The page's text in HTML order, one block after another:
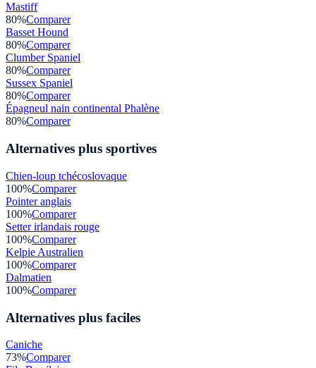
Mastiff
80%Comparer
Basset Hound
80%Comparer
Clumber Spaniel
80%Comparer
Sussex Spaniel
80%Comparer
Épagneul nain continental Phalène
80%Comparer
Alternatives plus sportives
Chien-loup tchécoslovaque
100%Comparer
Pointer anglais
100%Comparer
Setter irlandais rouge
100%Comparer
Kelpie Australien
100%Comparer
Dalmatien
100%Comparer
Alternatives plus faciles
Caniche
73%Comparer